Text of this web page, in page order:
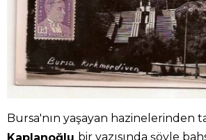
Bursa'nın yaşayan hazinelerinden
bir yazısında şöyle